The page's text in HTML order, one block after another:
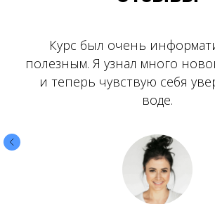
Курс был очень
полезным. Я узнал много
и теперь чувствую себя
воде.